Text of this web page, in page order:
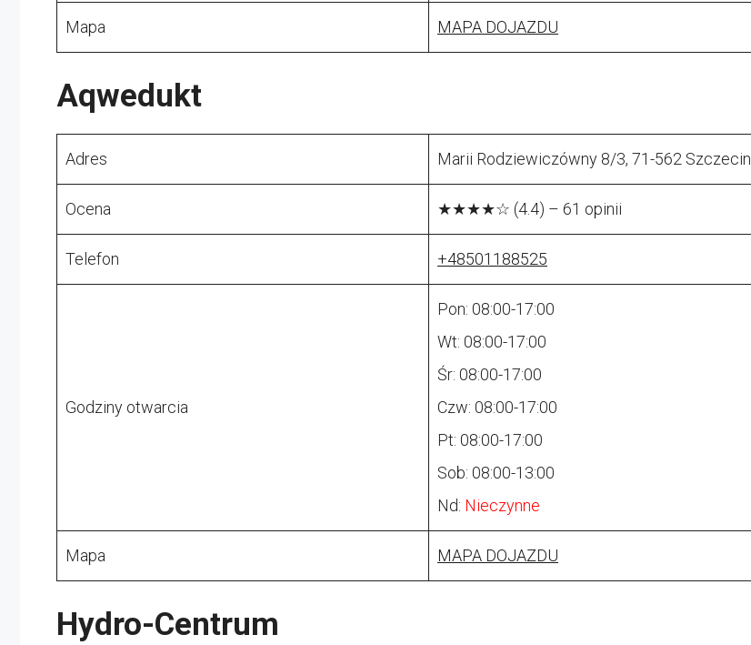
Mapa MAPA DOJAZDU
Aqwedukt
Adres Marii Rodziewiczówny 8/3, 71-562 Szczecin
Ocena ★★★★☆ (4.4) – 61 opinii
Telefon +48501188525
Godziny otwarcia
Pon: 08:00-17:00
Wt: 08:00-17:00
Śr: 08:00-17:00
Czw: 08:00-17:00
Pt: 08:00-17:00
Sob: 08:00-13:00
Nd: Nieczynne
Mapa MAPA DOJAZDU
Hydro-Centrum